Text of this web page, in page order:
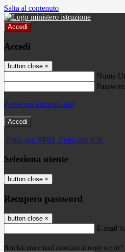
Salta al contenuto
Accedi
Accedi
button close ×
Nome
Password dimenticata?
-
Entra con SPID Entra con CIE
Seleziona utente
button close ×
Recupero password
button close ×
E-mail
Non hai una e-mail associata al nome